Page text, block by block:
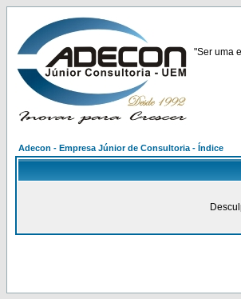
"Ser uma
Adecon - Empresa Júnior de Consultoria - Índice